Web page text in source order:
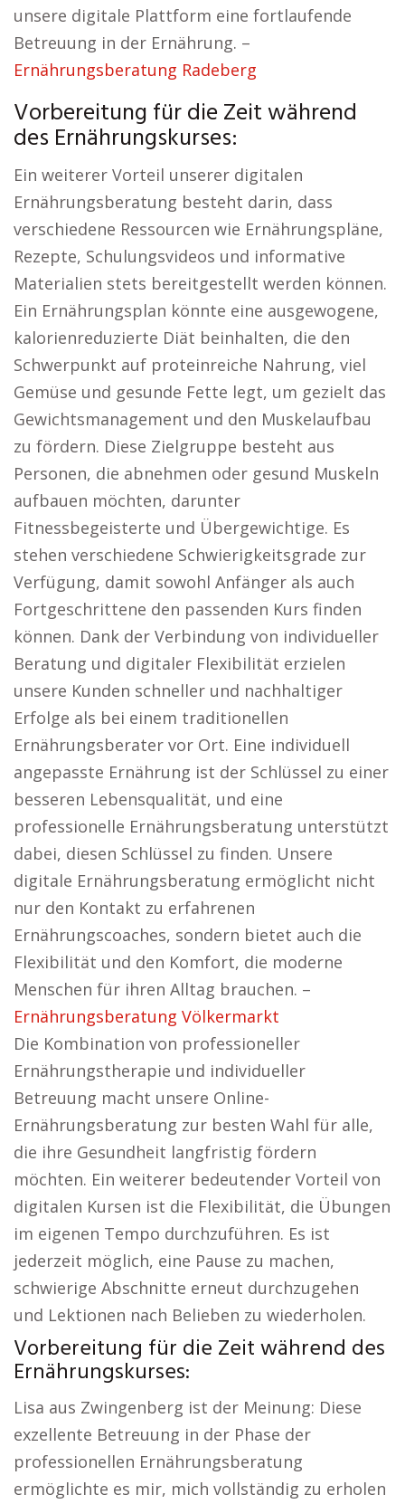
unsere digitale Plattform eine fortlaufende
Betreuung in der Ernährung. –
Ernährungsberatung Radeberg
Vorbereitung für die Zeit während
des Ernährungskurses:
Ein weiterer Vorteil unserer digitalen
Ernährungsberatung besteht darin, dass
verschiedene Ressourcen wie Ernährungspläne,
Rezepte, Schulungsvideos und informative
Materialien stets bereitgestellt werden können.
Ein Ernährungsplan könnte eine ausgewogene,
kalorienreduzierte Diät beinhalten, die den
Schwerpunkt auf proteinreiche Nahrung, viel
Gemüse und gesunde Fette legt, um gezielt das
Gewichtsmanagement und den Muskelaufbau
zu fördern. Diese Zielgruppe besteht aus
Personen, die abnehmen oder gesund Muskeln
aufbauen möchten, darunter
Fitnessbegeisterte und Übergewichtige. Es
stehen verschiedene Schwierigkeitsgrade zur
Verfügung, damit sowohl Anfänger als auch
Fortgeschrittene den passenden Kurs finden
können. Dank der Verbindung von individueller
Beratung und digitaler Flexibilität erzielen
unsere Kunden schneller und nachhaltiger
Erfolge als bei einem traditionellen
Ernährungsberater vor Ort. Eine individuell
angepasste Ernährung ist der Schlüssel zu einer
besseren Lebensqualität, und eine
professionelle Ernährungsberatung unterstützt
dabei, diesen Schlüssel zu finden. Unsere
digitale Ernährungsberatung ermöglicht nicht
nur den Kontakt zu erfahrenen
Ernährungscoaches, sondern bietet auch die
Flexibilität und den Komfort, die moderne
Menschen für ihren Alltag brauchen. –
Ernährungsberatung Völkermarkt
Die Kombination von professioneller
Ernährungstherapie und individueller
Betreuung macht unsere Online-
Ernährungsberatung zur besten Wahl für alle,
die ihre Gesundheit langfristig fördern
möchten. Ein weiterer bedeutender Vorteil von
digitalen Kursen ist die Flexibilität, die Übungen
im eigenen Tempo durchzuführen. Es ist
jederzeit möglich, eine Pause zu machen,
schwierige Abschnitte erneut durchzugehen
und Lektionen nach Belieben zu wiederholen.
Vorbereitung für die Zeit während des
Ernährungskurses:
Lisa aus Zwingenberg ist der Meinung: Diese
exzellente Betreuung in der Phase der
professionellen Ernährungsberatung
ermöglichte es mir, mich vollständig zu erholen